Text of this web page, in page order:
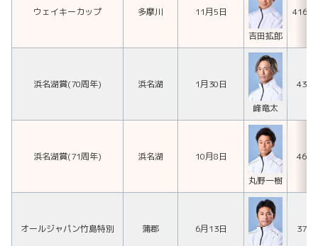
ウェイキーカップ 多摩川 11月5日
吉田拡郎
浜名湖賞(70周年) 浜名湖 1月30日
峰竜太
浜名湖賞(71周年) 浜名湖 10月8日
丸野一樹
オールジャパン竹島特別 蒲郡 6月13日